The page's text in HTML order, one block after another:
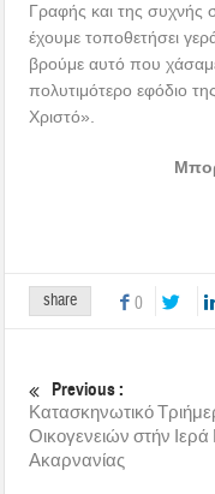
Γραφής και της συχνής
έχουμε τοποθετήσει
βρούμε αυτό που
πολυτιμότερο εφόδιο
Χριστό».
share 0
Previous :
Κατασκηνωτικό
Οικογενειών στήν
Ακαρνανίας